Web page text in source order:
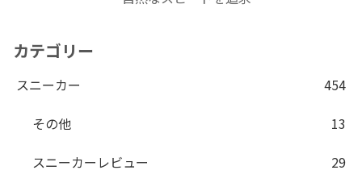
カテゴリー
スニーカー
454
その他
13
スニーカーレビュー
29